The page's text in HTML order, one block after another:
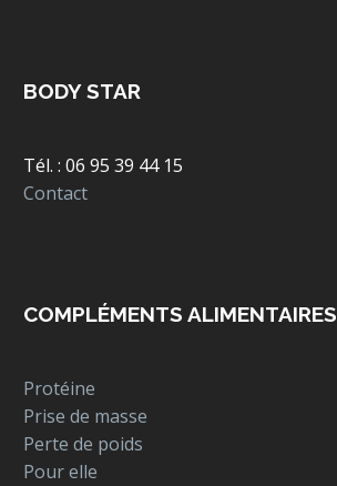
BODY STAR
Tél. : 06 95 39 44 15
Contact
COMPLÉMENTS ALIMENTAIRES
Protéine
Prise de masse
Perte de poids
Pour elle